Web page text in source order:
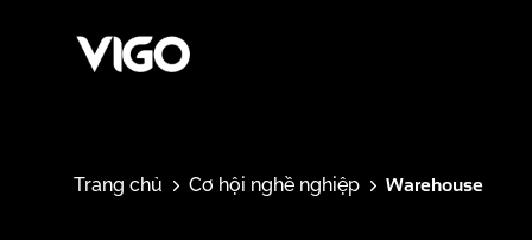
Trang chủ Cơ hội nghề nghiệp Warehouse